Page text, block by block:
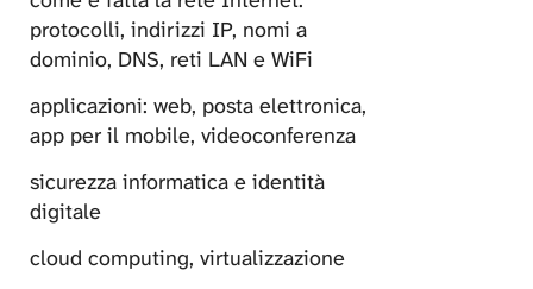
protocolli, indirizzi IP, nomi a
dominio, DNS, reti LAN e WiFi
applicazioni: web, posta elettronica,
app per il mobile, videoconferenza
sicurezza informatica e identità
digitale
cloud computing, virtualizzazione